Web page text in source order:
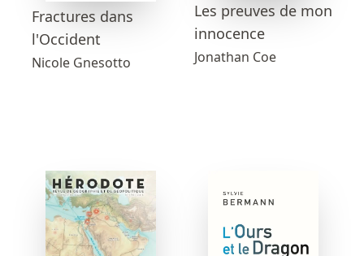
Fractures dans
l'Occident
Nicole Gnesotto
Les preuves de mon
innocence
Jonathan Coe